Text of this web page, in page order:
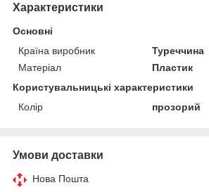
Характеристики
Основні
Країна виробник
Туреччина
Матеріал
Пластик
Користувальницькі характеристики
Колір
прозорий
Умови доставки
Нова Пошта